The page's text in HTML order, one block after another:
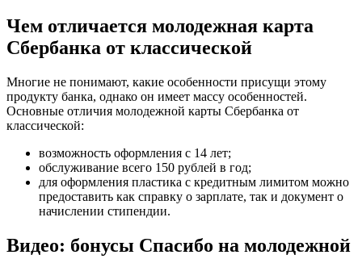
Чем отличается молодежная карта
Сбербанка от классической
Многие не понимают, какие особенности присущи этому
продукту банка, однако он имеет массу особенностей.
Основные отличия молодежной карты Сбербанка от
классической:
возможность оформления с 14 лет;
обслуживание всего 150 рублей в год;
для оформления пластика с кредитным лимитом можно
предоставить как справку о зарплате, так и документ о
начислении стипендии.
Видео: бонусы Спасибо на молодежной